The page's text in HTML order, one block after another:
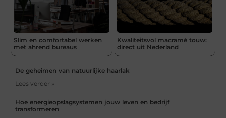
Slim en comfortabel werken
met ahrend bureaus
Kwaliteitsvol macramé touw:
direct uit Nederland
De geheimen van natuurlijke haarlak
Lees verder »
Hoe energieopslagsystemen jouw leven en bedrijf
transformeren